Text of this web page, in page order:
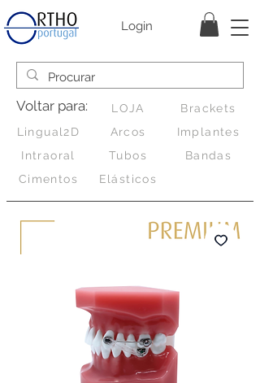
Login
Voltar para: LOJA
Brackets
Lingual2D
Intraoral
Cimentos
Arcos
Tubos
Elásticos
Implantes
Bandas